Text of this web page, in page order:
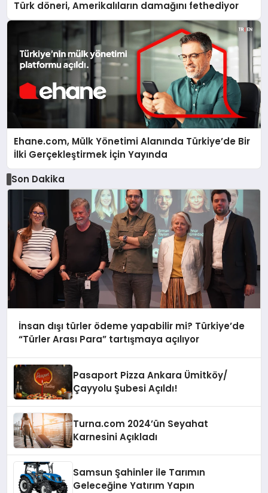
Türk döneri, Amerikalıların damağını fethediyor
Ehane.com, Mülk Yönetimi Alanında Türkiye’de Bir
İlki Gerçekleştirmek İçin Yayında
Son Dakika
İnsan dışı türler ödeme yapabilir mi? Türkiye’de
“Türler Arası Para” tartışmaya açılıyor
Pasaport Pizza Ankara Ümitköy/
Çayyolu Şubesi Açıldı!
Turna.com 2024’ün Seyahat
Karnesini Açıkladı
Samsun Şahinler ile Tarımın
Geleceğine Yatırım Yapın